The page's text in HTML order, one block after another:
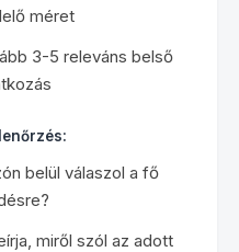
méret
3-5 releváns belső
belül válaszol a fő
miről szól az adott